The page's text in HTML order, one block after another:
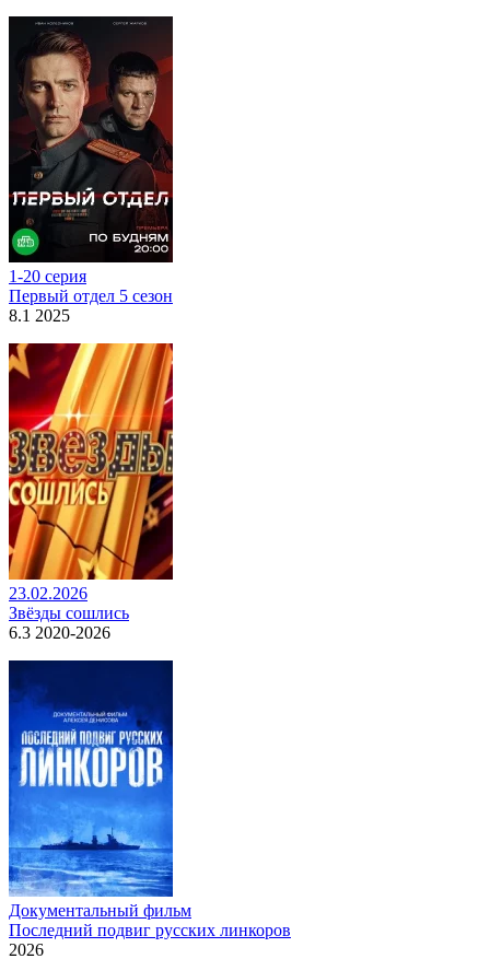
1-20 серия
Первый отдел 5 сезон
8.1 2025
23.02.2026
Звёзды сошлись
6.3 2020-2026
Документальный фильм
Последний подвиг русских линкоров
2026